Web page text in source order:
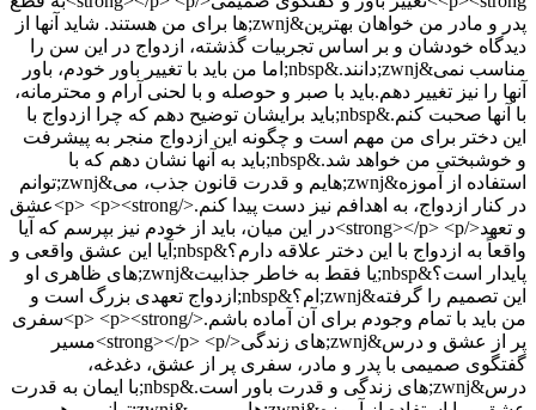
پدر و مادر من خواهان بهترین&zwnj;ها برای من هستند. شاید آنها از
دیدگاه خودشان و بر اساس تجربیات گذشته، ازدواج در این سن را
مناسب نمی&zwnj;دانند.&nbsp;اما من باید با تغییر باور خودم، باور
آنها را نیز تغییر دهم.باید با صبر و حوصله و با لحنی آرام و محترمانه،
با آنها صحبت کنم.&nbsp;باید برایشان توضیح دهم که چرا ازدواج با
این دختر برای من مهم است و چگونه این ازدواج منجر به پیشرفت
و خوشبختی من خواهد شد.&nbsp;باید به آنها نشان دهم که با
استفاده از آموزه&zwnj;هایم و قدرت قانون جذب، می&zwnj;توانم
در کنار ازدواج، به اهدافم نیز دست پیدا کنم.</p> <p><strong>عشق
و تعهد</strong></p> <p>در این میان، باید از خودم نیز بپرسم که آیا
واقعاً به ازدواج با این دختر علاقه دارم؟&nbsp;آیا این عشق واقعی و
پایدار است؟&nbsp;یا فقط به خاطر جذابیت&zwnj;های ظاهری او
این تصمیم را گرفته&zwnj;ام؟&nbsp;ازدواج تعهدی بزرگ است و
من باید با تمام وجودم برای آن آماده باشم.</p> <p><strong>سفری
پر از عشق و درس&zwnj;های زندگی</strong></p> <p>مسیر
گفتگوی صمیمی با پدر و مادر، سفری پر از عشق، دغدغه،
درس&zwnj;های زندگی و قدرت باور است.&nbsp;با ایمان به قدرت